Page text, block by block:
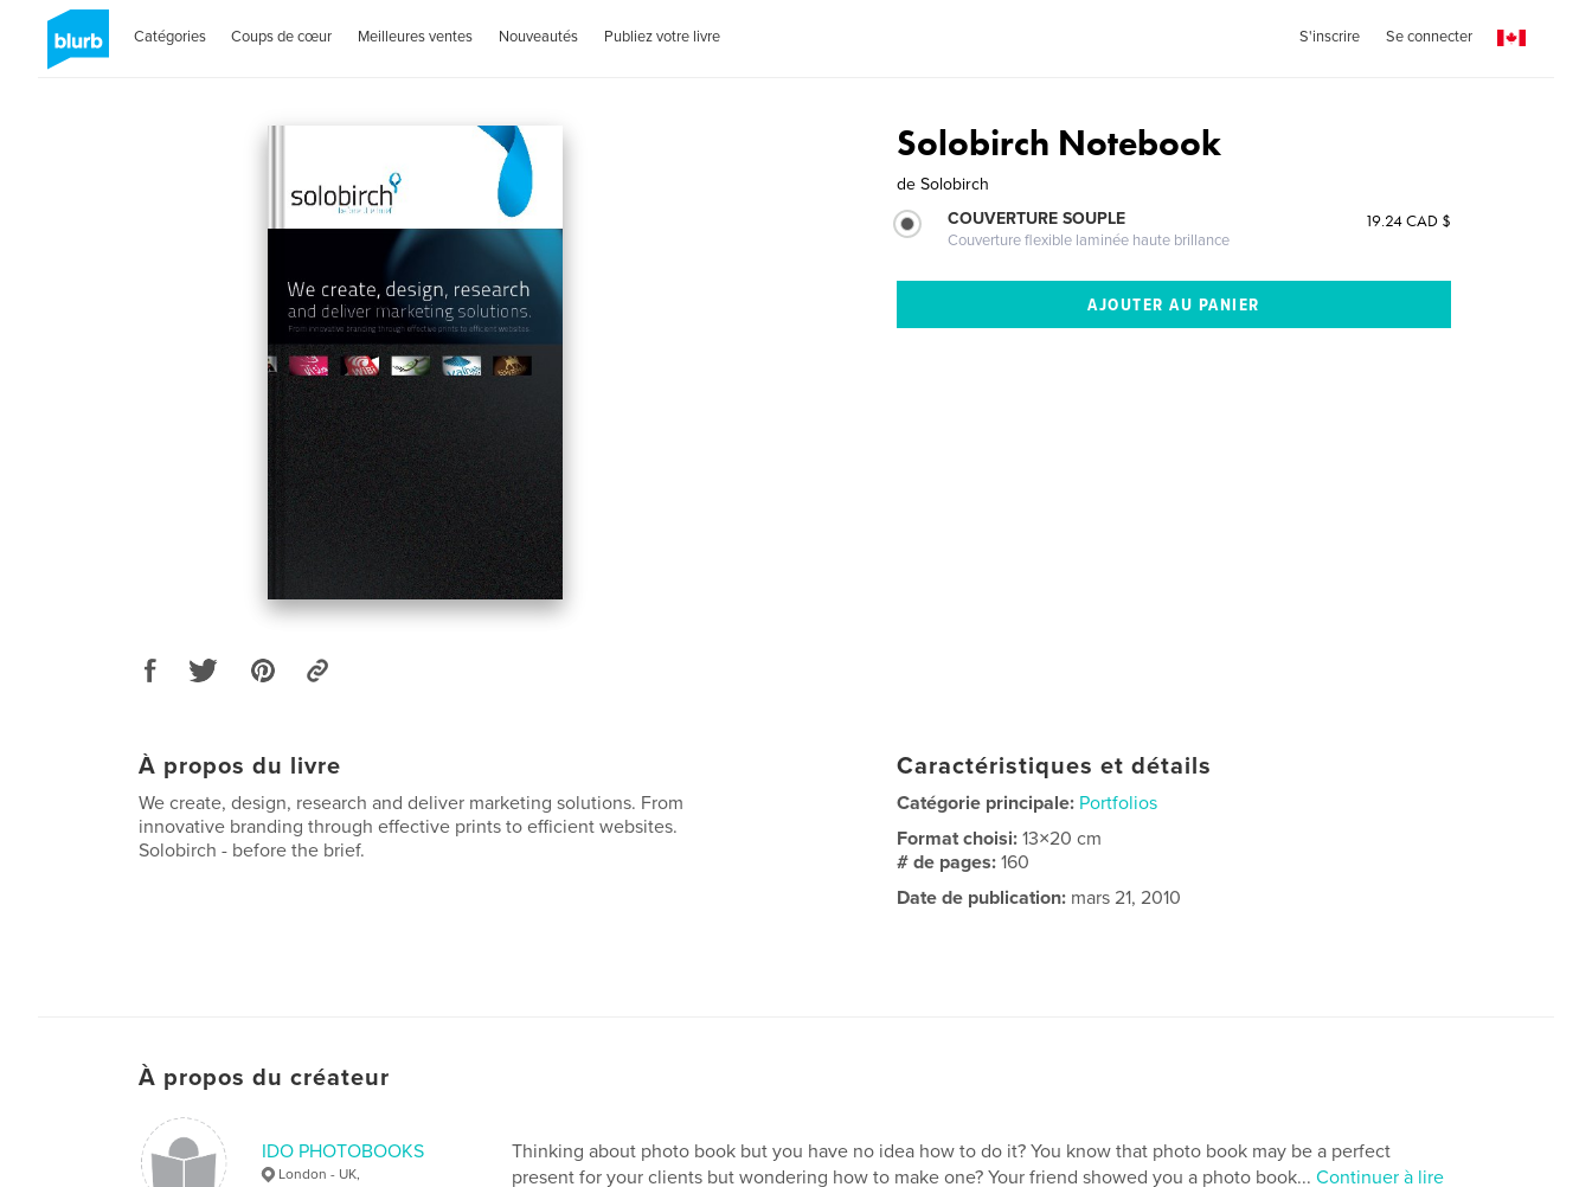
Catégories Coups de cœur Meilleures ventes Nouveautés Publiez votre livre S'inscrire Se connecter
Solobirch Notebook
de Solobirch
COUVERTURE SOUPLE
Couverture flexible laminée haute brillance
19.24 CAD $
À propos du livre
We create, design, research and deliver marketing solutions. From
innovative branding through effective prints to efficient websites.
Solobirch - before the brief.
Caractéristiques et détails
Catégorie principale: Portfolios
Format choisi:13×20 cm
# de pages:160
Date de publication: mars 21, 2010
À propos du créateur
IDO PHOTOBOOKS
London - UK,
Thinking about photo book but you have no idea how to do it? You know that photo book may be a perfect
present for your clients but wondering how to make one? Your friend showed you a photo book... Continuer à lire